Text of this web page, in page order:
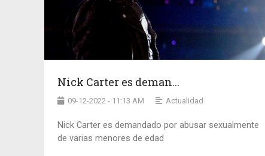
Nick Carter es deman...
09-12-2022 - 11:13 AM Actualidad
Nick Carter es demandado por abusar sexualmente
de varias menores de edad